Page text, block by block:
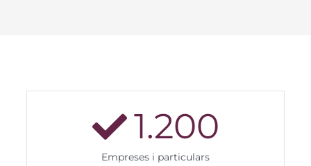
1.200
Empreses i particulars